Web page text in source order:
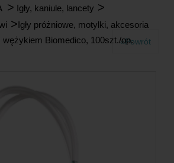
> Igły, kaniule, lancety >
>Igły próżniowe, motylki, akcesoria
wężykiem Biomedico, 100szt./op.«Powrót